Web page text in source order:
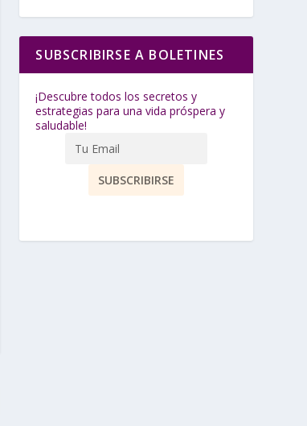
SUBSCRIBIRSE A BOLETINES
¡Descubre todos los secretos y
estrategias para una vida próspera y
saludable!